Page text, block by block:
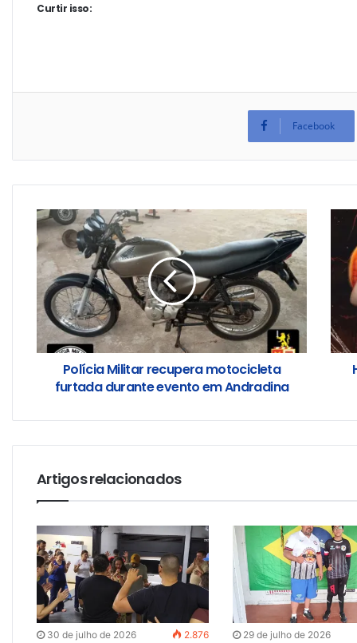
Curtir isso:
Facebook
Polícia Militar recupera motocicleta
furtada durante evento em Andradina
Artigos relacionados
30 de julho de 2026 2.876 29 de julho de 2026